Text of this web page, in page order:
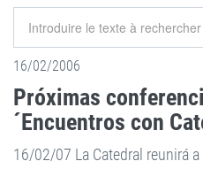
16/02/2006
Próximas
´Encuentros con
16/02/07 La Catedral reunirá